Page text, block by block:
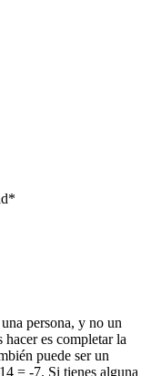
*
persona, y no un
es completar la
puede ser un
= -7. Si tienes alguna